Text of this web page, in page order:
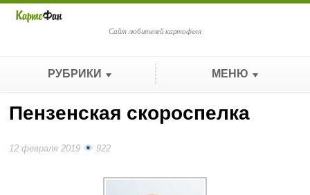
Сайт любителей картофеля
РУБРИКИ МЕНЮ
Пензенская скороспелка
12 февраля 2019 922